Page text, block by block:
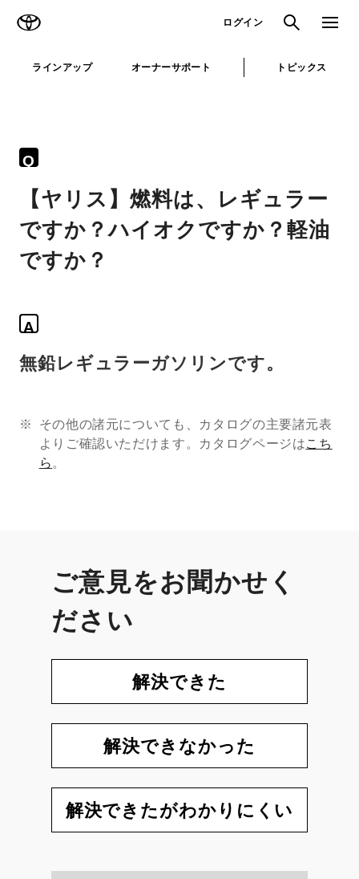
ログイン 検索 メニュ
ラインアップ オーナーサポート トピックス
Q
【ヤリス】燃料は、レギュラー
ですか？ハイオクですか？軽油
ですか？
A
無鉛レギュラーガソリンです。
その他の諸元についても、カタログの主要諸元表
よりご確認いただけます。カタログページはこち
ら 。
ご意見をお聞かせく
ださい
解決できた
解決できなかった
解決できたがわかりにくい